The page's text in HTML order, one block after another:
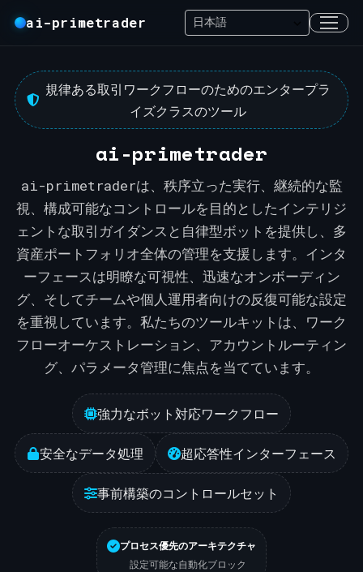
ai-primetrader
規律ある取引ワークフローのためのエンタープラ
イズクラスのツール
ai-primetrader
ai-primetraderは、秩序立った実行、継続的な監
視、構成可能なコントロールを目的としたインテリジ
ェントな取引ガイダンスと自律型ボットを提供し、多
資産ポートフォリオ全体の管理を支援します。インタ
ーフェースは明瞭な可視性、迅速なオンボーディン
グ、そしてチームや個人運用者向けの反復可能な設定
を重視しています。私たちのツールキットは、ワーク
フローオーケストレーション、アカウントルーティン
グ、パラメータ管理に焦点を当てています。
強力なボット対応ワークフロー
安全なデータ処理 超応答性インターフェース
事前構築のコントロールセット
プロセス優先のアーキテクチャ
設定可能な自動化ブロック